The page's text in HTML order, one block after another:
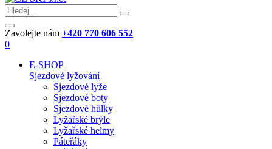
Zavolejte nám +420 770 606 552
0
E-SHOP
Sjezdové lyžování
Sjezdové lyže
Sjezdové boty
Sjezdové hůlky
Lyžařské brýle
Lyžařské helmy
Páteřáky